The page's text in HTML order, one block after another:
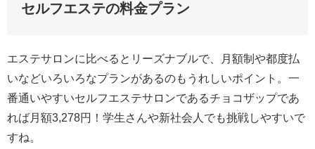
セルフエステの料金プラン
エステサロンに比べるとリーズナブルで、月額制や都度払
いなどいろいろなプランがあるのもうれしいポイント。一
番通いやすいセルフエステサロンであるチョコザップであ
れば月額3,278円！学生さんや新社会人でも挑戦しやすいで
すね。